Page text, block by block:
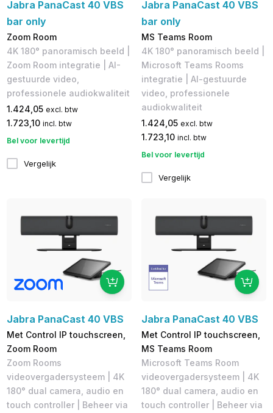
Jabra PanaCast 40 VBS
bar only
Zoom Room
4K 180° panoramisch beeld |
Zoom Room integratie | AI-
gestuurde video,
professionele audiokwaliteit
1.424,05 excl. btw
1.723,10 incl. btw
Bel voor levertijd
Vergelijk
Jabra PanaCast 40 VBS
bar only
MS Teams Room
4K 180° panoramisch beeld |
Microsoft Teams Rooms
integratie | AI-gestuurde
video, professionele
audiokwaliteit
1.424,05 excl. btw
1.723,10 incl. btw
Bel voor levertijd
Vergelijk
Jabra PanaCast 40 VBS
Met Control IP touchscreen,
Zoom Room
Zoom Rooms
videovergadersysteem | 4K
180° dual camera, audio en
touch controller | Beheer via
Jabra PanaCast 40 VBS
Met Control IP touchscreen,
MS Teams Room
Microsoft Teams Room
videovergadersysteem | 4K
180° dual camera, audio en
touch controller | Beheer via